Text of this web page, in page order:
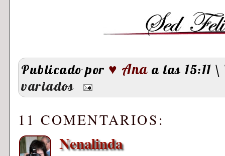
Publicado por ♥ Ana a las 15:11 \
variados
11 COMENTARIOS:
Nenalinda